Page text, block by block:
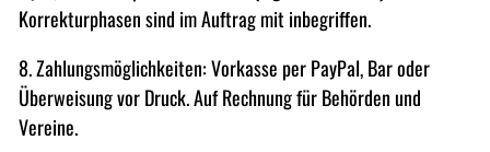
Korrekturphasen sind im Auftrag mit inbegriffen.
8. Zahlungsmöglichkeiten: Vorkasse per PayPal, Bar oder
Überweisung vor Druck. Auf Rechnung für Behörden und
Vereine.